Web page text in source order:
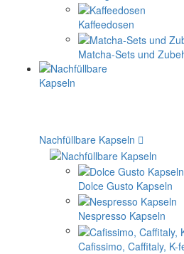
Kaffeedosen
Matcha-Sets und
Nachfüllbare Kapseln
Dolce Gusto Kapseln
Nespresso Kapseln
Cafissimo, Caffitaly, K-